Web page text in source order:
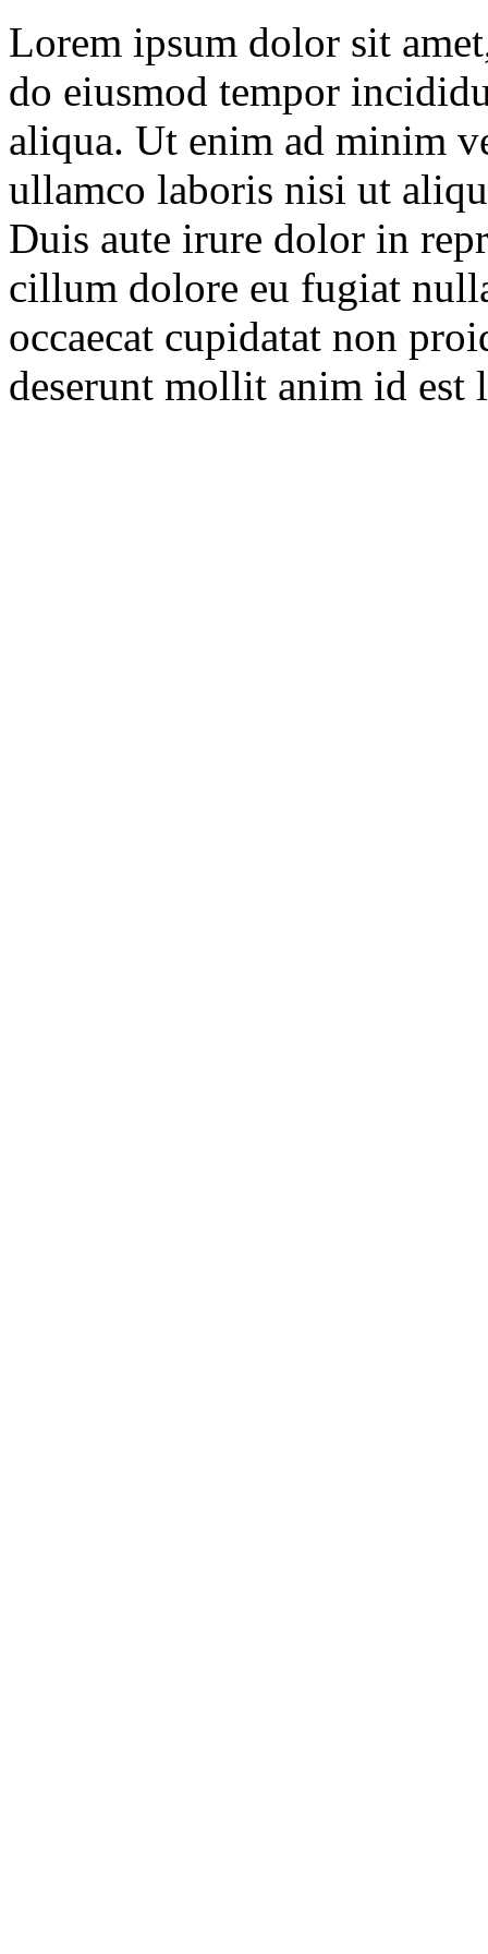
Lorem ipsum dolor sit
do eiusmod tempor
aliqua. Ut enim ad minim
ullamco laboris nisi ut
Duis aute irure dolor in
cillum dolore eu fugiat
occaecat cupidatat non
deserunt mollit anim id est